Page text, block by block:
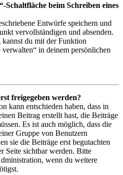
Schaltfläche beim Schreiben eines
Entwürfe speichern und
vervollständigen und absenden.
du mit der Funktion
in deinem persönlichen
freigegeben werden?
kann entschieden haben, dass in
Beitrag erstellt hast, die Beiträge
Es ist auch möglich, dass die
Gruppe von Benutzern
sie die Beiträge erst begutachten
Seite sichtbar werden. Bitte
wenn du weitere